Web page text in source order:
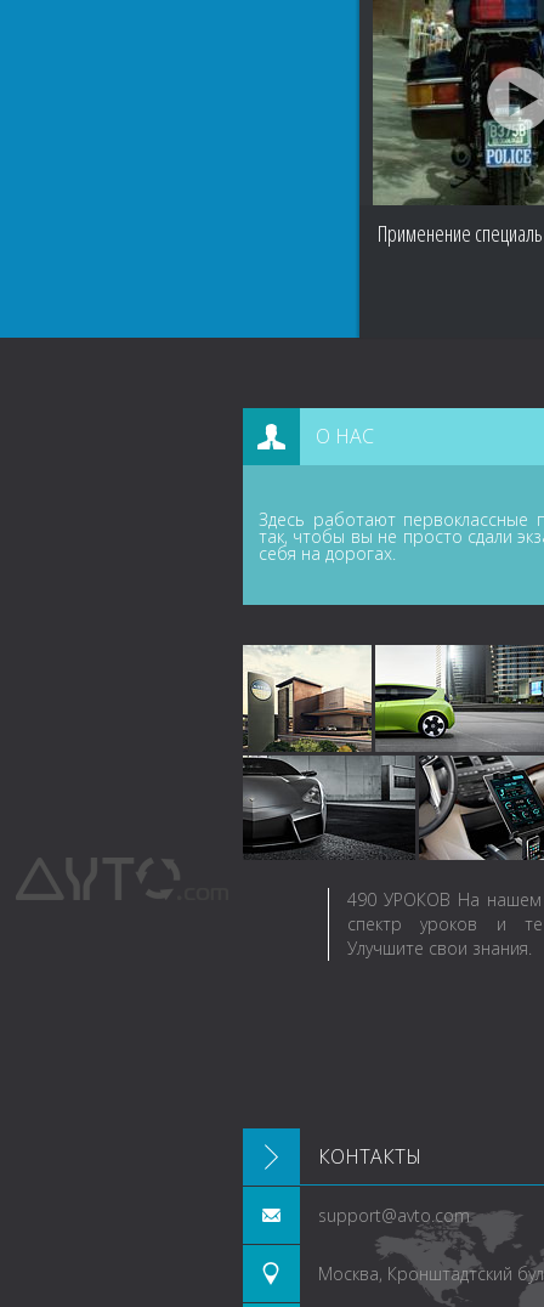
Применение
О НАС
Здесь работают первоклассные
так, чтобы вы не просто сдали
себя на дорогах.
490 УРОКОВ На нашем
спектр уроков и
Улучшите свои знания.
КОНТАКТЫ
support@avto.com
Москва, Кронштадтский